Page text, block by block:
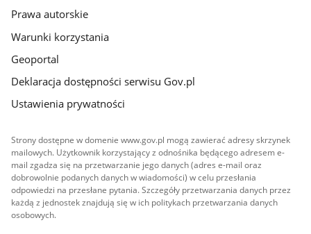
Prawa autorskie
Warunki korzystania
Geoportal
Deklaracja dostępności serwisu Gov.pl
Ustawienia prywatności
Strony dostępne w domenie www.gov.pl mogą zawierać adresy skrzynek
mailowych. Użytkownik korzystający z odnośnika będącego adresem e-
mail zgadza się na przetwarzanie jego danych (adres e-mail oraz
dobrowolnie podanych danych w wiadomości) w celu przesłania
odpowiedzi na przesłane pytania. Szczegóły przetwarzania danych przez
każdą z jednostek znajdują się w ich politykach przetwarzania danych
osobowych.